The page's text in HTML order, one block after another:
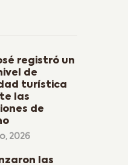
registró un
de
turística
las
de
2026
las